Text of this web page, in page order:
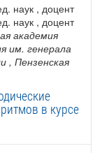
наук , доцент
наук , доцент
академия
им. генерала
, Пензенская
в курсе